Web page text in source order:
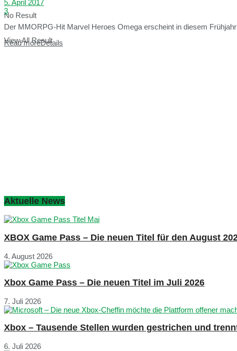
No Result
View All Result
5. April 2017
3
Der MMORPG-Hit Marvel Heroes Omega erscheint in diesem
Read moreDetails
Aktuelle News
XBOX Game Pass – Die neuen Titel für den August
4. August 2026
Xbox Game Pass – Die neuen Titel im Juli 2026
7. Juli 2026
Xbox – Tausende Stellen wurden gestrichen und
6. Juli 2026